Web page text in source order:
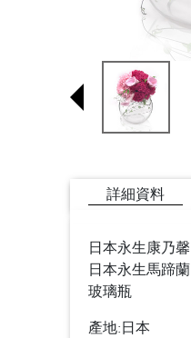
詳細資料
日本永生康乃馨
日本永生馬蹄蘭
玻璃瓶
產地:日本